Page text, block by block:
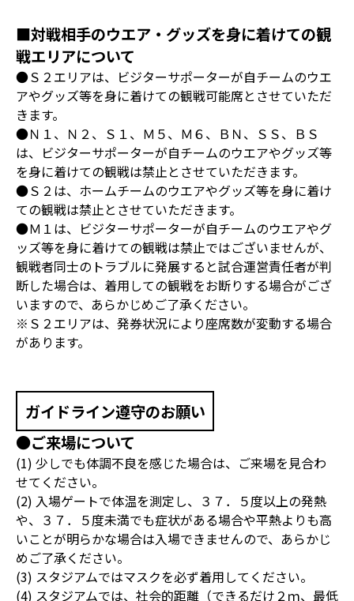
■対戦相手のウエア・グッズを身に着けての観
戦エリアについて
●Ｓ２エリアは、ビジターサポーターが自チームのウエ
アやグッズ等を身に着けての観戦可能席とさせていただ
きます。
●Ｎ１、Ｎ２、Ｓ１、Ｍ５、Ｍ６、ＢＮ、ＳＳ、ＢＳ
は、ビジターサポーターが自チームのウエアやグッズ等
を身に着けての観戦は禁止とさせていただきます。
●Ｓ２は、ホームチームのウエアやグッズ等を身に着け
ての観戦は禁止とさせていただきます。
●Ｍ１は、ビジターサポーターが自チームのウエアやグ
ッズ等を身に着けての観戦は禁止ではございませんが、
観戦者同士のトラブルに発展すると試合運営責任者が判
断した場合は、着用しての観戦をお断りする場合がござ
いますので、あらかじめご了承ください。
※Ｓ２エリアは、発券状況により座席数が変動する場合
があります。
ガイドライン遵守のお願い
●ご来場について
(1) 少しでも体調不良を感じた場合は、ご来場を見合わ
せてください。
(2) 入場ゲートで体温を測定し、３７．５度以上の発熱
や、３７．５度未満でも症状がある場合や平熱よりも高
いことが明らかな場合は入場できませんので、あらかじ
めご了承ください。
(3) スタジアムではマスクを必ず着用してください。
(4) スタジアムでは、社会的距離（できるだけ２ｍ、最低